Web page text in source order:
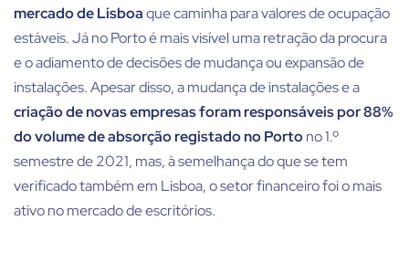
mercado de Lisboaque caminha para valores de ocupação
estáveis. Já no Porto é mais visível uma retração da procura
e o adiamento de decisões de mudança ou expansão de
instalações. Apesar disso, a mudança de instalações e a
criação de novas empresas foram responsáveis por 88%
do volume de absorção registado no Portono 1.º
semestre de 2021, mas, à semelhança do que se tem
verificado também em Lisboa, o setor financeiro foi o mais
ativo no mercado de escritórios.